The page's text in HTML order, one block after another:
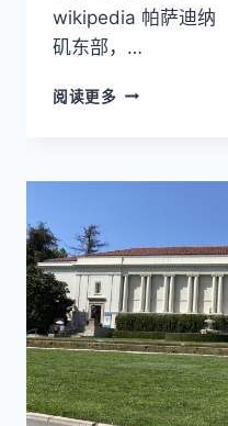
wikipedia 帕萨迪纳
矶东部，…
阅读更多 加
迪
——
高
品
质
教
育
与
丰